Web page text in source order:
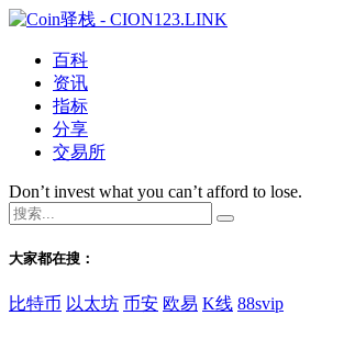
百科
资讯
指标
分享
交易所
Don’t invest what you can’t afford to lose.
大家都在搜：
比特币 以太坊 币安 欧易 K线 88svip